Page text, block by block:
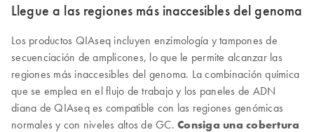
Llegue a las regiones más inaccesibles del genoma
Los productos QIAseq incluyen enzimología y tampones de
secuenciación de amplicones, lo que le permite alcanzar las
regiones más inaccesibles del genoma. La combinación química
que se emplea en el flujo de trabajo y los paneles de ADN
diana de QIAseq es compatible con las regiones genómicas
normales y con niveles altos de GC. Consiga una cobertura